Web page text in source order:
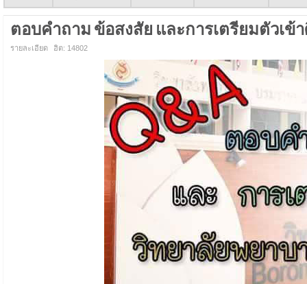
ตอบคำถาม ข้อสงสัย และการเตรียมตัวเ
รายละเอียด ฮิต: 14802